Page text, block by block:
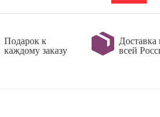
Подарок к
каждому заказу
Доставка
всей